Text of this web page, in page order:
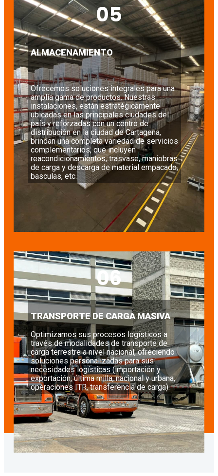
05
ALMACENAMIENTO
Ofrecemos soluciones integrales para una
amplia gama de productos. Nuestras
instalaciones, están estratégicamente
ubicadas en las principales ciudades del
país y reforzadas con un centro de
distribución en la ciudad de Cartagena,
brindan una completa variedad de servicios
complementarios, que incluyen
reacondicionamientos, trasvase, maniobras
de carga y descarga de material empacado,
basculas, etc.
06
TRANSPORTE DE CARGA MASIVA
Optimizamos sus procesos logísticos a
través de modalidades de transporte de
carga terrestre a nivel nacional, ofreciendo
soluciones personalizadas para sus
necesidades logísticas (importación y
exportación, última milla, nacional y urbana,
operaciones ITR, transferencia de carga).